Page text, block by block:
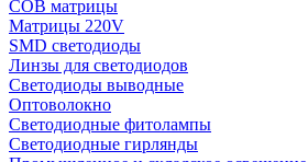
COB матрицы
Матрицы 220V
SMD светодиоды
Линзы для светодиодов
Светодиоды выводные
Оптоволокно
Светодиодные фитолампы
Светодиодные гирлянды